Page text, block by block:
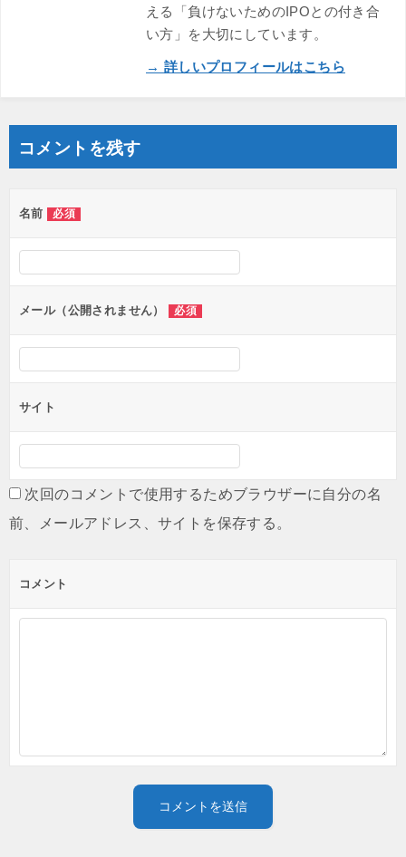
える「負けないためのIPOとの付き合
い方」を大切にしています。
→ 詳しいプロフィールはこちら
コメントを残す
名前 必須
メール（公開されません） 必須
サイト
次回のコメントで使用するためブラウザーに自分の名
前、メールアドレス、サイトを保存する。
コメント